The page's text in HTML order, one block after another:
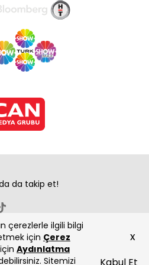
çerezlerle ilgili bilgi
için Çerez
Aydınlatma
Sitemizi
x
da takip et!